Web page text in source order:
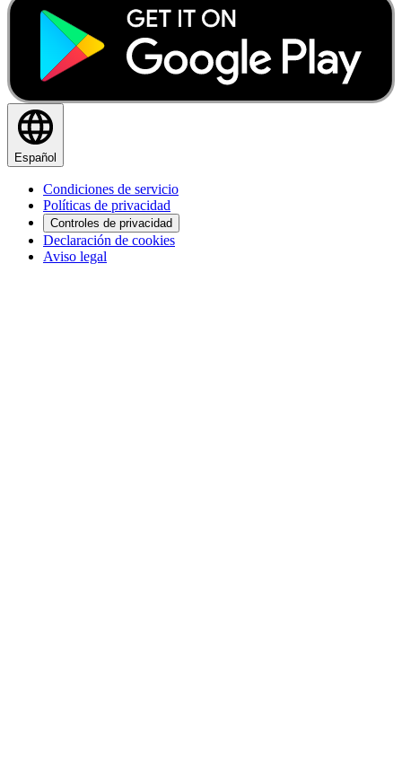
Español
Condiciones de servicio
Políticas de privacidad
Controles de privacidad
Declaración de cookies
Aviso legal